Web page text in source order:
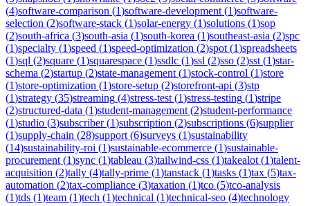
(4)software-comparison (1)software-development (1)software-
selection (2)software-stack (1)solar-energy (1)solutions (1)sop
(2)south-africa (3)south-asia (1)south-korea (1)southeast-asia (2)spc
(1)specialty (1)speed (1)speed-optimization (2)spot (1)spreadsheets
(1)sql (2)square (1)squarespace (1)ssdlc (1)ssl (2)sso (2)sst (1)star-
schema (2)startup (2)state-management (1)stock-control (1)store
(1)store-optimization (1)store-setup (2)storefront-api (3)stp
(1)strategy (35)streaming (4)stress-test (1)stress-testing (1)stripe
(2)structured-data (1)student-management (2)student-performance
(1)studio (3)subscriber(1)subscription (2)subscriptions (6)supplier
(1)supply-chain (28)support (6)surveys (1)sustainability
(14)sustainability-roi (1)sustainable-ecommerce (1)sustainable-
procurement (1)sync (1)tableau (3)tailwind-css (1)takealot (1)talent-
acquisition (2)tally (4)tally-prime (1)tanstack (1)tasks (1)tax (5)tax-
automation (2)tax-compliance (3)taxation (1)tco (5)tco-analysis
(1)tds (1)team (1)tech (1)technical (1)technical-seo (4)technology